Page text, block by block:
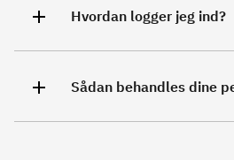
Hvordan logger jeg ind?
Sådan behandles dine